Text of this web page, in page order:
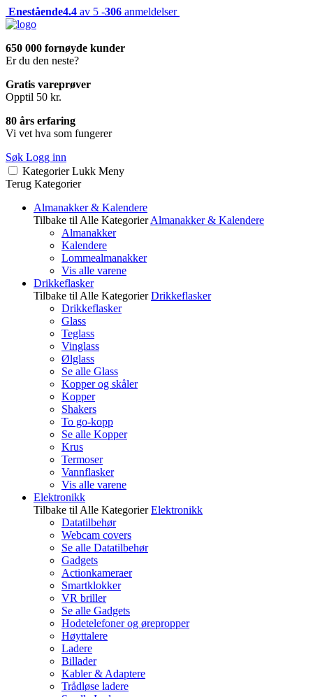
Enestående4.4 av 5 -306 anmeldelser
650 000 fornøyde kunder
Er du den neste?
Gratis vareprøver
Opptil 50 kr.
80 års erfaring
Vi vet hva som fungerer
Søk Logg inn
Kategorier Lukk Meny
Terug Kategorier
Almanakker & Kalendere
Tilbake til Alle Kategorier Almanakker & Kalendere
Almanakker
Kalendere
Lommealmanakker
Vis alle varene
Drikkeflasker
Tilbake til Alle Kategorier Drikkeflasker
Drikkeflasker
Glass
Teglass
Vinglass
Ølglass
Se alle Glass
Kopper og skåler
Kopper
Shakers
To go-kopp
Se alle Kopper
Krus
Termoser
Vannflasker
Vis alle varene
Elektronikk
Tilbake til Alle Kategorier Elektronikk
Datatilbehør
Webcam covers
Se alle Datatilbehør
Gadgets
Actionkameraer
Smartklokker
VR briller
Se alle Gadgets
Hodetelefoner og ørepropper
Høyttalere
Ladere
Billader
Kabler & Adaptere
Trådløse ladere